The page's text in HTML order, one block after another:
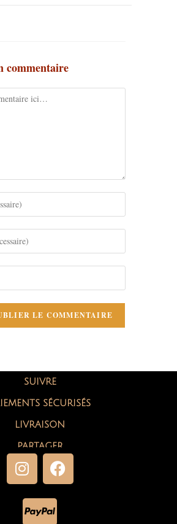
commentaire
SUIVRE
SÉCURISÉS
LIVRAISON
PARTAGER